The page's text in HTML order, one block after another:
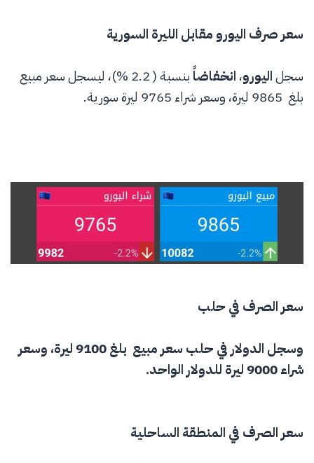
سعر صرف اليورو مقابل الليرة السورية
سجلاليورو، انخفاضا
بنسبة ( 2.2 %)، ليسجل سعر مبيع
بلغ 9865 ليرة، وسعر شراء 9765 ليرة سورية.
سعر الصرف في حلب
وسجل الدولار في حلب سعر مبيع بلغ 9100 ليرة، وسعر
شراء 9000 ليرة للدولار الواحد.
سعر الصرف في المنطقة الساحلية